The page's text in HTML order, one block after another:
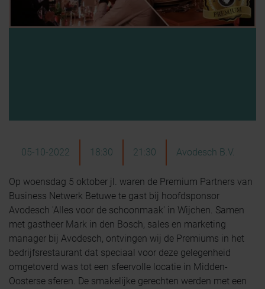
05-10-2022 18:30 21:30 Avodesch B.V.
Op woensdag 5 oktober jl. waren de Premium Partners van
Business Netwerk Betuwe te gast bij hoofdsponsor
Avodesch 'Alles voor de schoonmaak' in Wijchen. Samen
met gastheer Mark in den Bosch, sales en marketing
manager bij Avodesch, ontvingen wij de Premiums in het
bedrijfsrestaurant dat speciaal voor deze gelegenheid
omgetoverd was tot een sfeervolle locatie in Midden-
Oosterse sferen. De smakelijke gerechten werden met een